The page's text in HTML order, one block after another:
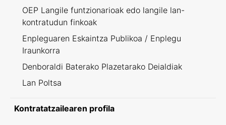
OEP Langile funtzionarioak edo langile lan-
kontratudun finkoak
Enpleguaren Eskaintza Publikoa / Enplegu
Iraunkorra
Denboraldi Baterako Plazetarako Deialdiak
Lan Poltsa
Kontratatzailearen profila